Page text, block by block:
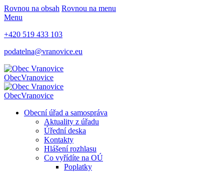
Rovnou na obsah Rovnou na menu
Menu
+420 519 433 103
podatelna@vranovice.eu
ObecVranovice
ObecVranovice
Obecní úřad a samospráva
Aktuality z úřadu
Úřední deska
Kontakty
Hlášení rozhlasu
Co vyřídíte na OÚ
Poplatky